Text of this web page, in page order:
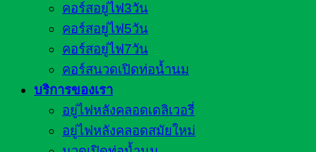
คอร์สอยู่ไฟ3วัน
คอร์สอยู่ไฟ5วัน
คอร์สอยู่ไฟ7วัน
คอร์สนวดเปิดท่อน้ำนม
บริการของเรา
อยู่ไฟหลังคลอดเดลิเวอรี่
อยู่ไฟหลังคลอดสมัยใหม่